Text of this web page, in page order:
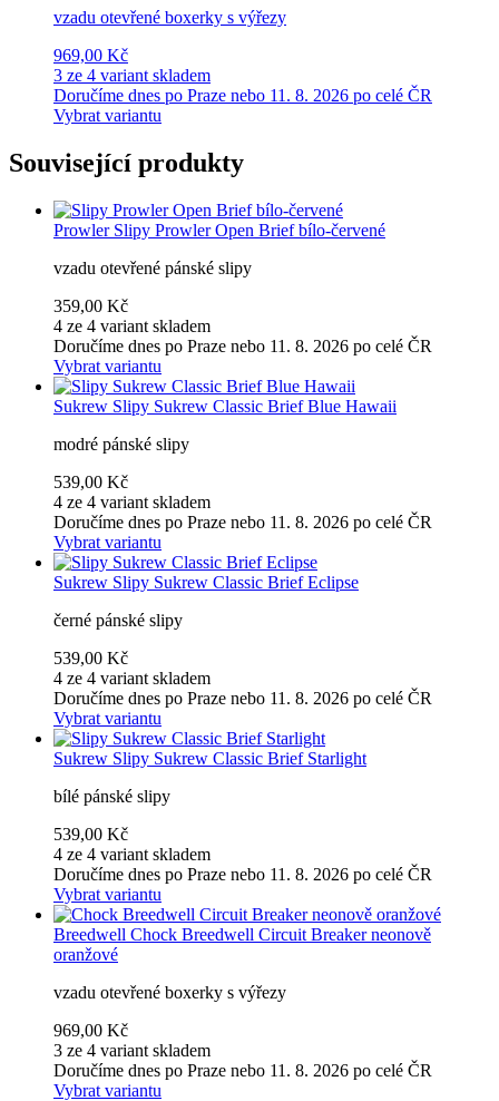
vzadu otevřené boxerky s výřezy
969,00 Kč
3 ze 4 variant skladem
Doručíme dnes po Praze nebo 11. 8. 2026 po celé ČR
Vybrat variantu
Související produkty
Prowler Slipy Prowler Open Brief bílo-červené
vzadu otevřené pánské slipy
359,00 Kč
4 ze 4 variant skladem
Doručíme dnes po Praze nebo 11. 8. 2026 po celé ČR
Vybrat variantu
Sukrew Slipy Sukrew Classic Brief Blue Hawaii
modré pánské slipy
539,00 Kč
4 ze 4 variant skladem
Doručíme dnes po Praze nebo 11. 8. 2026 po celé ČR
Vybrat variantu
Sukrew Slipy Sukrew Classic Brief Eclipse
černé pánské slipy
539,00 Kč
4 ze 4 variant skladem
Doručíme dnes po Praze nebo 11. 8. 2026 po celé ČR
Vybrat variantu
Sukrew Slipy Sukrew Classic Brief Starlight
bílé pánské slipy
539,00 Kč
4 ze 4 variant skladem
Doručíme dnes po Praze nebo 11. 8. 2026 po celé ČR
Vybrat variantu
Breedwell Chock Breedwell Circuit Breaker neonově
oranžové
vzadu otevřené boxerky s výřezy
969,00 Kč
3 ze 4 variant skladem
Doručíme dnes po Praze nebo 11. 8. 2026 po celé ČR
Vybrat variantu